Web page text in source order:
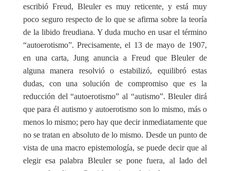
escribió Freud, Bleuler es muy reticente, y está muy
poco seguro respecto de lo que se afirma sobre la teoría
de la libido freudiana. Y duda mucho en usar el término
“autoerotismo”. Precisamente, el 13 de mayo de 1907,
en una carta, Jung anuncia a Freud que Bleuler de
alguna manera resolvió o estabilizó, equilibró estas
dudas, con una solución de compromiso que es la
reducción del “autoerotismo” al “autismo”. Bleuler dirá
que para él autismo y autoerotismo son lo mismo, más o
menos lo mismo; pero hay que decir inmediatamente que
no se tratan en absoluto de lo mismo. Desde un punto de
vista de una macro epistemología, se puede decir que al
elegir esa palabra Bleuler se pone fuera, al lado del